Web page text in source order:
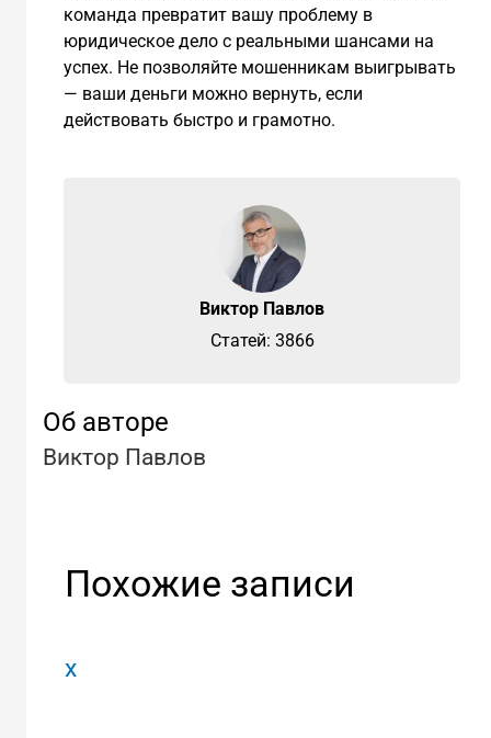
команда превратит вашу проблему в
юридическое дело с реальными шансами на
успех. Не позволяйте мошенникам выигрывать
— ваши деньги можно вернуть, если
действовать быстро и грамотно.
Виктор Павлов
Cтатей: 3866
Об авторе
Виктор Павлов
Похожие записи
x